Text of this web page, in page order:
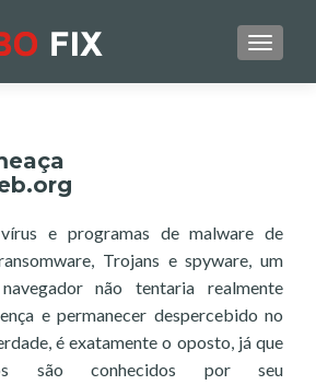
e programas de malware de
Trojans e spyware, um
não tentaria realmente
e permanecer despercebido no
é exatamente o oposto, já que
são conhecidos por seu